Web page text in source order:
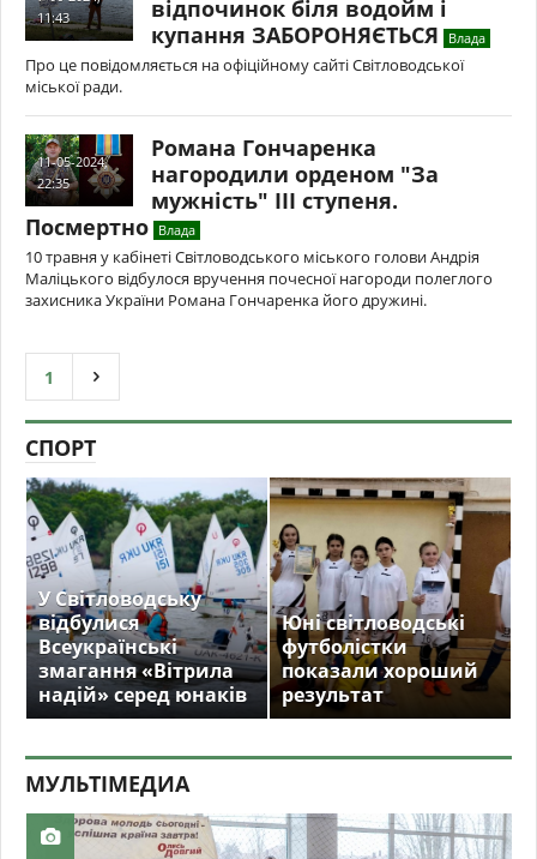
11:43
відпочинок біля водойм і
купання ЗАБОРОНЯЄТЬСЯ
Влада
Про це повідомляється на офіційному сайті Світловодської
міської ради.
11-05-2024,
22:35
Романа Гончаренка
нагородили орденом "За
мужність" ІІІ ступеня.
Посмертно Влада
10 травня у кабінеті Світловодського міського голови Андрія
Маліцького відбулося вручення почесної нагороди полеглого
захисника України Романа Гончаренка його дружині.
1
СПОРТ
У Світловодську
відбулися
Всеукраїнські
змагання «Вітрила
надій» серед юнаків
Юні світловодські
футболістки
показали хороший
результат
МУЛЬТIМЕДИА